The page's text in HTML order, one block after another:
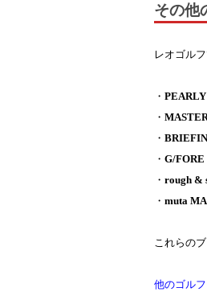
その他
レオゴル
・ PEARLY
・
・
・ G/FORE
・ rough &
・ muta
これらの
他のゴル